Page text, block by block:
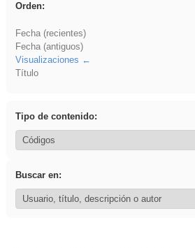
Orden:
Fecha (recientes)
Fecha (antiguos)
Visualizaciones
Título
Tipo de contenido:
Buscar en: